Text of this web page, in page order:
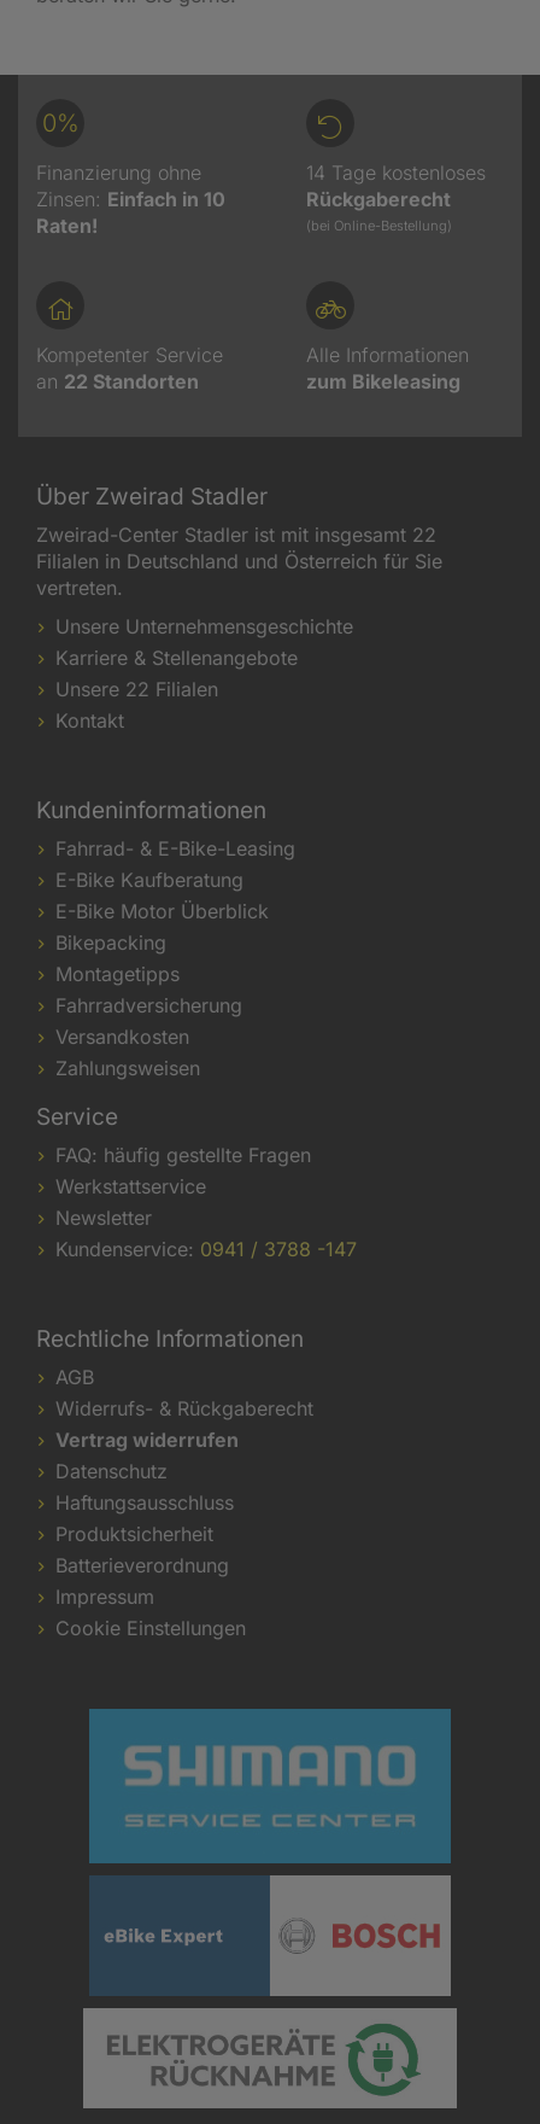
0%
Finanzierung ohne
Zinsen: Einfach in 10
Raten!
14 Tage kostenloses
Rückgaberecht
(bei Online-Bestellung)
Kompetenter Service
an 22 Standorten
Alle Informationen
zum Bikeleasing
Über Zweirad Stadler
Zweirad-Center Stadler ist mit insgesamt 22
Filialen in Deutschland und Österreich für Sie
vertreten.
Unsere Unternehmensgeschichte
Karriere & Stellenangebote
Unsere 22 Filialen
Kontakt
Kundeninformationen
Fahrrad- & E-Bike-Leasing
E-Bike Kaufberatung
E-Bike Motor Überblick
Bikepacking
Montagetipps
Fahrradversicherung
Versandkosten
Zahlungsweisen
Service
FAQ: häufig gestellte Fragen
Werkstattservice
Newsletter
Kundenservice: 0941 / 3788 -147
Rechtliche Informationen
AGB
Widerrufs- & Rückgaberecht
Vertrag widerrufen
Datenschutz
Haftungsausschluss
Produktsicherheit
Batterieverordnung
Impressum
Cookie Einstellungen